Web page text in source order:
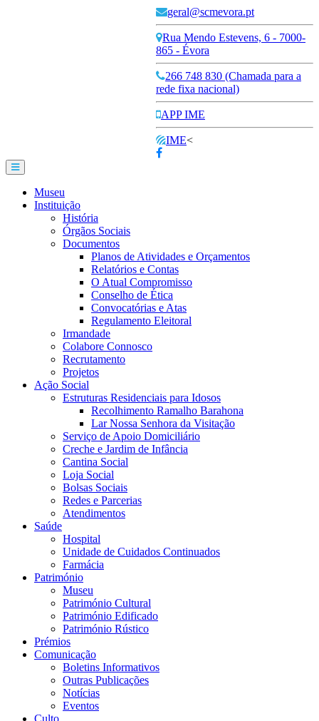
geral@scmevora.pt
Rua Mendo Estevens, 6 - 7000-
865 - Évora
266 748 830 (Chamada para a
rede fixa nacional)
APP IME
IME<
Museu
Instituição
História
Órgãos Sociais
Documentos
Planos de Atividades e Orçamentos
Relatórios e Contas
O Atual Compromisso
Conselho de Ética
Convocatórias e Atas
Regulamento Eleitoral
Irmandade
Colabore Connosco
Recrutamento
Projetos
Ação Social
Estruturas Residenciais para Idosos
Recolhimento Ramalho Barahona
Lar Nossa Senhora da Visitação
Serviço de Apoio Domiciliário
Creche e Jardim de Infância
Cantina Social
Loja Social
Bolsas Sociais
Redes e Parcerias
Atendimentos
Saúde
Hospital
Unidade de Cuidados Continuados
Farmácia
Património
Museu
Património Cultural
Património Edificado
Património Rústico
Prémios
Comunicação
Boletins Informativos
Outras Publicações
Notícias
Eventos
Culto